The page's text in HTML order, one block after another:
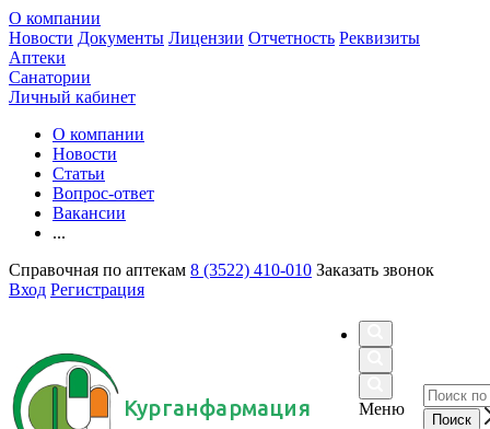
О компании
Новости Документы Лицензии Отчетность Реквизиты
Аптеки
Санатории
Личный кабинет
О компании
Новости
Статьи
Вопрос-ответ
Вакансии
...
Справочная по аптекам 8 (3522) 410-010 Заказать звонок
Вход Регистрация
Курганфармация
Меню